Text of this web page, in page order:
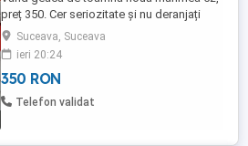
preț 350. Cer seriozitate și nu deranjați
inutil.Suceava, Suceava
ieri 20:24
350 RON
Telefon validat